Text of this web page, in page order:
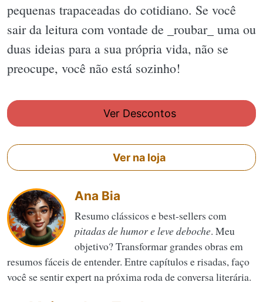
pequenas trapaceadas do cotidiano. Se você
sair da leitura com vontade de _roubar_ uma ou
duas ideias para a sua própria vida, não se
preocupe, você não está sozinho!
Ver Descontos
Ver na loja
Ana Bia
Resumo clássicos e best-sellers com
pitadas de humor e leve deboche. Meu
objetivo? Transformar grandes obras em
resumos fáceis de entender. Entre capítulos e risadas, faço
você se sentir expert na próxima roda de conversa literária.